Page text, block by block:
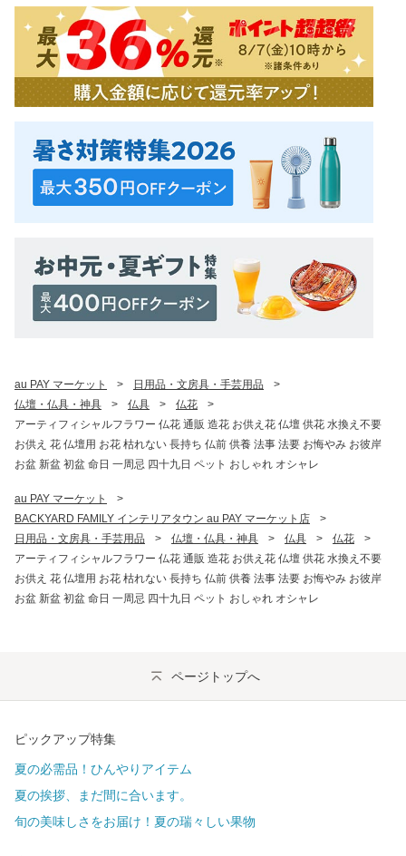
au PAY マーケット > 日用品・文房具・手芸用品
>
仏壇・仏具・神具
> 仏具 > 仏花
>
アーティフィシャルフラワー 仏花 通販 造花 お供え花 仏壇 供花 水換え不要
お供え 花 仏壇用 お花 枯れない 長持ち 仏前 供養 法事 法要 お悔やみ お彼岸
お盆 新盆 初盆 命日 一周忌 四十九日 ペット おしゃれ オシャレ
au PAY マーケット
>
BACKYARD FAMILY インテリアタウン au PAY マーケット店
>
日用品・文房具・手芸用品
> 仏壇・仏具・神具 > 仏具 > 仏花
>
アーティフィシャルフラワー 仏花 通販 造花 お供え花 仏壇 供花 水換え不要
お供え 花 仏壇用 お花 枯れない 長持ち 仏前 供養 法事 法要 お悔やみ お彼岸
お盆 新盆 初盆 命日 一周忌 四十九日 ペット おしゃれ オシャレ
ページトップへ
ピックアップ特集
夏の必需品！ひんやりアイテム
夏の挨拶、まだ間に合います。
旬の美味しさをお届け！夏の瑞々しい果物